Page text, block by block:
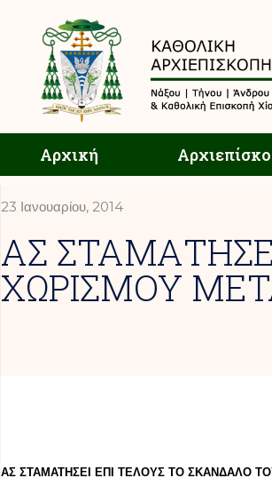
Αρχική
23 Ιανουαρίου, 2014
ΑΣ
ΧΩΡΙΣΜΟΥ
ΑΣ ΣΤΑΜΑΤΗΣΕΙ ΕΠΙ ΤΕΛΟΥΣ ΤΟ ΣΚΑΝΔΑΛΟ